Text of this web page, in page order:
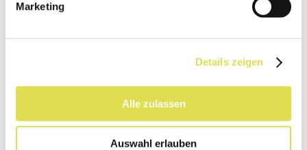
Marketing
Details zeigen
Alle zulassen
Auswahl erlauben
Von der Weidenrinde zum